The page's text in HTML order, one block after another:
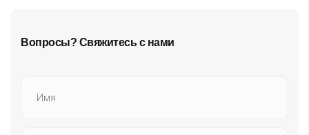
Вопросы? Свяжитесь с нами